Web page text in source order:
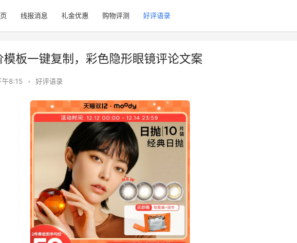
线报消息 礼金优惠 购物评测 好评语录
板一键复制，彩色隐形眼镜评论文案
午8:15 • 好评语录